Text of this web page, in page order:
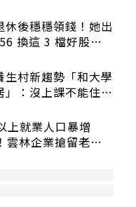
休後穩穩領錢！她出
換這 3 檔好股：
生村新趨勢「和大學
」：沒上課不能住、
上就業人口暴增
雲林企業搶留老員